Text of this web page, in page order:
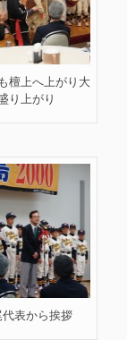
檀上へ上がり大
り上がり
代表から挨拶